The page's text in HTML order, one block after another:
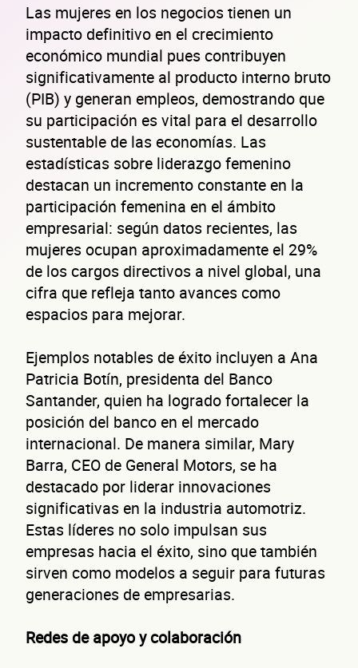
Las mujeres en los negocios tienen un
impacto definitivo en el crecimiento
económico mundial pues contribuyen
significativamente al producto interno bruto
(PIB) y generan empleos, demostrando que
su participación es vital para el desarrollo
sustentable de las economías. Las
estadísticas sobre liderazgo femenino
destacan un incremento constante en la
participación femenina en el ámbito
empresarial: según datos recientes, las
mujeres ocupan aproximadamente el 29%
de los cargos directivos a nivel global, una
cifra que refleja tanto avances como
espacios para mejorar.
Ejemplos notables de éxito incluyen a Ana
Patricia Botín, presidenta del Banco
Santander, quien ha logrado fortalecer la
posición del banco en el mercado
internacional. De manera similar, Mary
Barra, CEO de General Motors, se ha
destacado por liderar innovaciones
significativas en la industria automotriz.
Estas líderes no solo impulsan sus
empresas hacia el éxito, sino que también
sirven como modelos a seguir para futuras
generaciones de empresarias.
Redes de apoyo y colaboración